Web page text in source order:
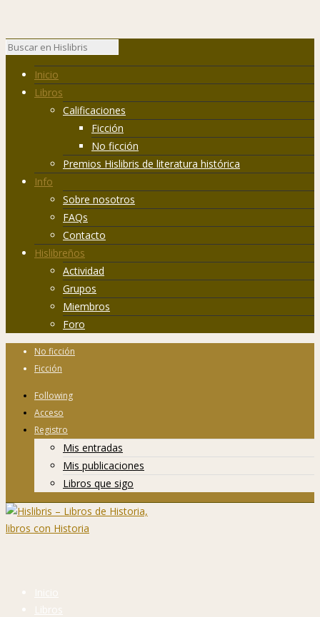
Inicio
Libros
Calificaciones
Ficción
No ficción
Premios Hislibris de literatura histórica
Info
Sobre nosotros
FAQs
Contacto
Hislibreños
Actividad
Grupos
Miembros
Foro
No ficción
Ficción
Following
Acceso
Registro
Mis entradas
Mis publicaciones
Libros que sigo
Inicio
Libros